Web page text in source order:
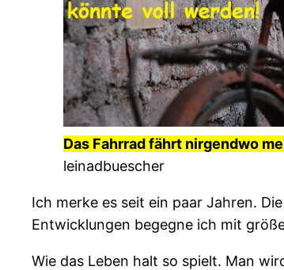
Das Fahrrad fährt nirgendwo
leinadbuescher
Ich merke es seit ein paar Jahren.
Entwicklungen begegne ich mit
Wie das Leben halt so spielt. Man